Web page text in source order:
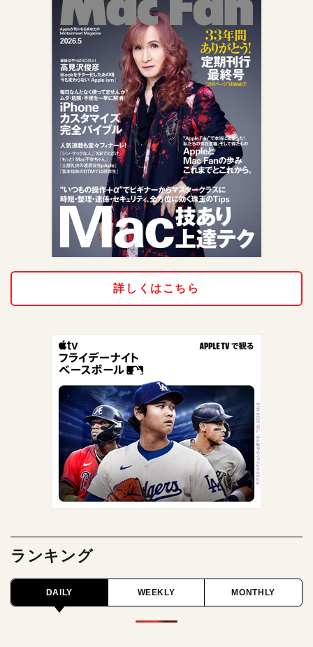
詳しくはこちら
ランキング
DAILY WEEKLY MONTHLY